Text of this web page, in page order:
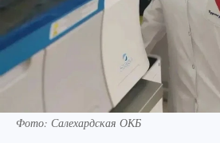
Фото: Салехардская ОКБ